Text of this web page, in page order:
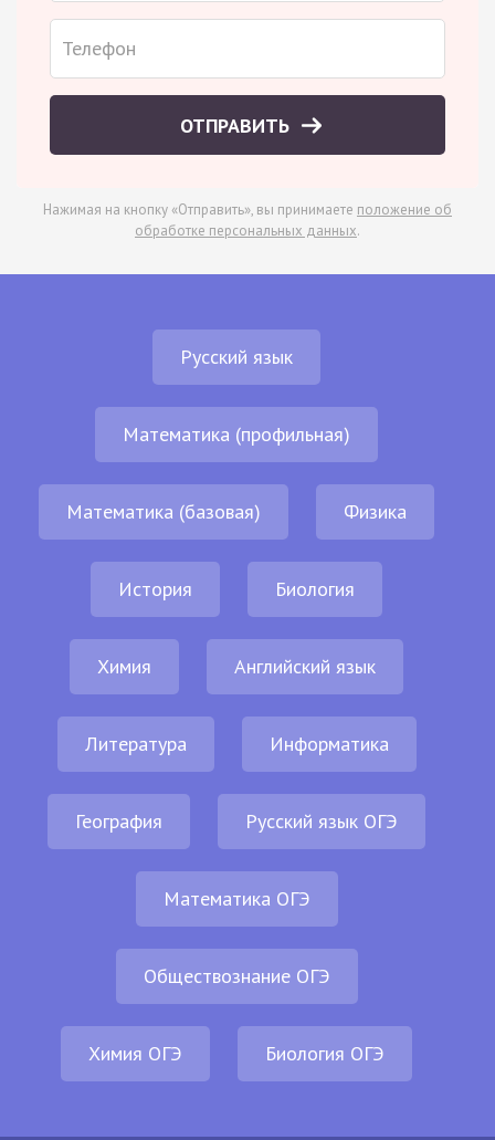
ОТПРАВИТЬ
Нажимая на кнопку «Отправить», вы принимаете положение об
обработке персональных данных.
Русский язык
Математика (профильная)
Математика (базовая) Физика
История Биология
Химия Английский язык
Литература Информатика
География Русский язык ОГЭ
Математика ОГЭ
Обществознание ОГЭ
Химия ОГЭ Биология ОГЭ